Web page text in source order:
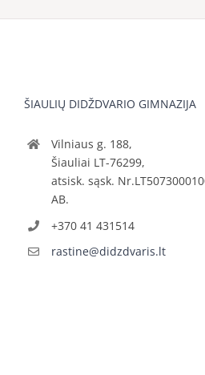
ŠIAULIŲ DIDŽDVARIO GIMNAZIJA
Vilniaus g. 188,
Šiauliai LT-76299,
atsisk. sąsk.
AB.
+370 41 431514
rastine@didzdvaris.lt